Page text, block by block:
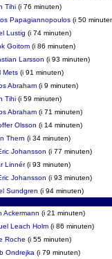
Tihi (i 76 minuten)
Papagiannopoulos (i 50
Lustig (i 74 minuten)
Goitom (i 86 minuten)
Larsson (i 93 minuten)
Mets (i 91 minuten)
Abraham (i 9 minuten)
Tihi (i 59 minuten)
Abraham (i 71 minuten)
Olsson (i 14 minuten)
Thern (i 34 minuten)
Johansson (i 77 minuten)
Linnér(i 93 minuten)
Johansson (i 93 minuten)
Sundgren (i 94 minuten)
Ackermann (i 21 minuten)
Leach Holm (i 86 minuten)
Roche (i 55 minuten)
Ondrejka (i 79 minuten)